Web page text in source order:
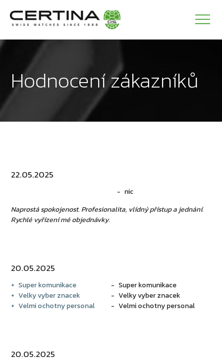
Hodnocení zákazníků
22.05.2025
nic
Naprostá spokojenost. Profesionalita, vlídný přístup a jednání.
Rychlé vyřízení mé objednávky.
20.05.2025
Super komunikace
Velky vyber znacek
Velmi ochotny personal
Super komunikace
Velky vyber znacek
Velmi ochotny personal
20.05.2025